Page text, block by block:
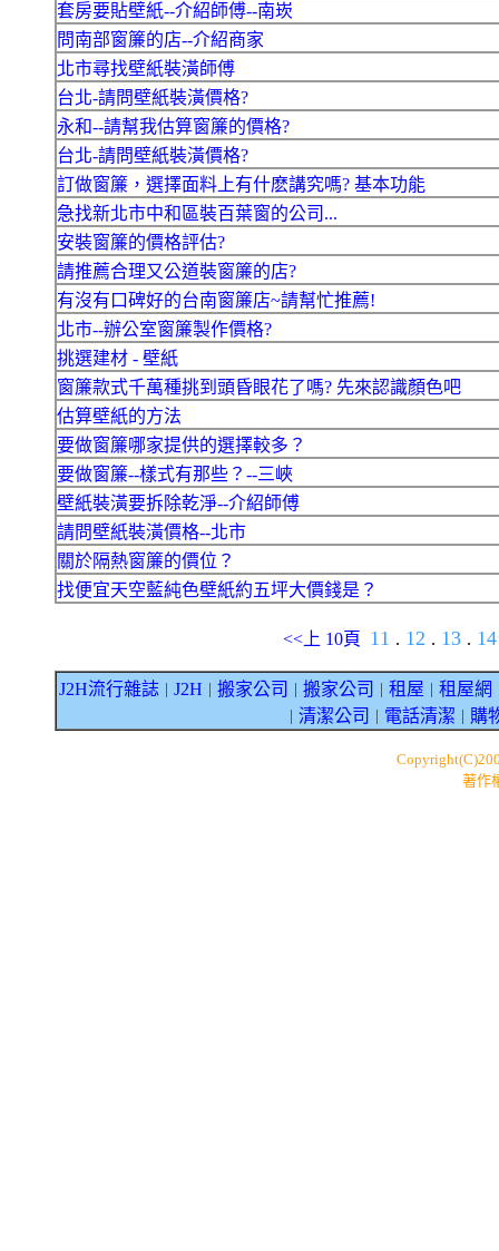
套房要貼壁紙--介紹師傅--南崁
問南部窗簾的店--介紹商家
北市尋找壁紙裝潢師傅
台北-請問壁紙裝潢價格?
永和--請幫我估算窗簾的價格?
台北-請問壁紙裝潢價格?
訂做窗簾，選擇面料上有什麽講究嗎? 基本功能
急找新北市中和區裝百葉窗的公司...
安裝窗簾的價格評估?
請推薦合理又公道裝窗簾的店?
有沒有口碑好的台南窗簾店~請幫忙推薦!
北市--辦公室窗簾製作價格?
挑選建材 - 壁紙
窗簾款式千萬種挑到頭昏眼花了嗎? 先來認識顏色吧
估算壁紙的方法
要做窗簾哪家提供的選擇較多？
要做窗簾--樣式有那些？--三峽
壁紙裝潢要拆除乾淨--介紹師傅
請問壁紙裝潢價格--北市
關於隔熱窗簾的價位？
找便宜天空藍純色壁紙約五坪大價錢是？
<<上 10頁 11 . 12 . 13 .
J2H流行雜誌 J2H 搬家公司 搬家公司 租屋 租屋網
清潔公司 電話清潔 購
著作